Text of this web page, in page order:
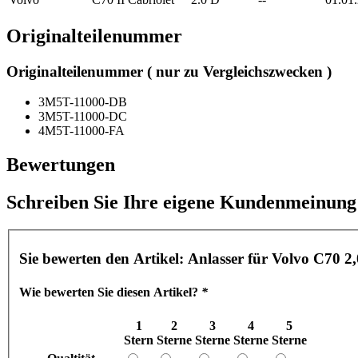
Originalteilenummer
Originalteilenummer ( nur zu Vergleichszwecken )
3M5T-11000-DB
3M5T-11000-DC
4M5T-11000-FA
Bewertungen
Schreiben Sie Ihre eigene Kundenmeinung
Sie bewerten den Artikel: Anlasser für Volvo C70
Wie bewerten Sie diesen Artikel? *
1
Stern
2
Sterne
3
Sterne
4
Sterne
5
Sterne